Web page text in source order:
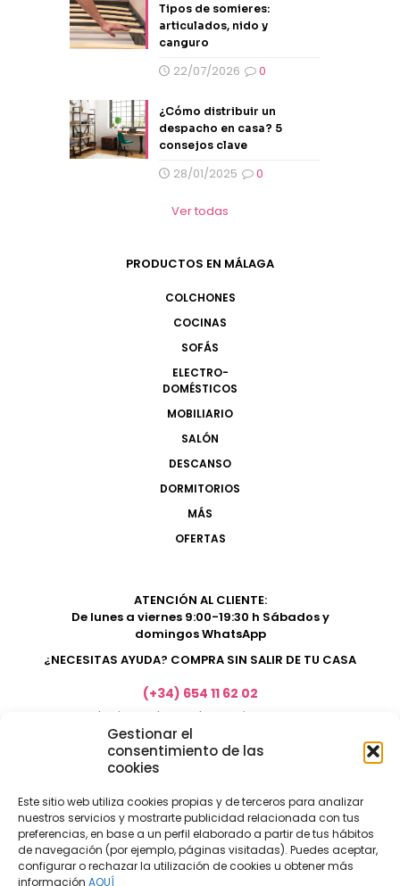
Gestionar el
consentimiento de las
cookies
Este sitio web utiliza cookies propias y de terceros para analizar
nuestros servicios y mostrarte publicidad relacionada con tus
preferencias, en base a un perfil elaborado a partir de tus hábitos
de navegación (por ejemplo, páginas visitadas). Puedes aceptar,
configurar o rechazar la utilización de cookies u obtener más
información AQUÍ
Tipos de somieres:
articulados, nido y
canguro
22/07/2026 0
¿Cómo distribuir un
despacho en casa? 5
consejos clave
28/01/2025 0
Ver todas
PRODUCTOS EN MÁLAGA
COLCHONES
COCINAS
SOFÁS
ELECTRO-
DOMÉSTICOS
MOBILIARIO
SALÓN
DESCANSO
DORMITORIOS
MÁS
OFERTAS
ATENCIÓN AL CLIENTE:
De lunes a viernes 9:00-19:30 h Sábados y
domingos WhatsApp
¿NECESITAS AYUDA? COMPRA SIN SALIR DE TU CASA
(+34) 654 11 62 02
marketing@electrodomesticosacosta.es
Tienda de muebles en Fuengirola
Tienda de muebles en Benalmádena
Tienda de muebles en el Rincón de la Victoria
Tienda de electrodomésticos en Málaga